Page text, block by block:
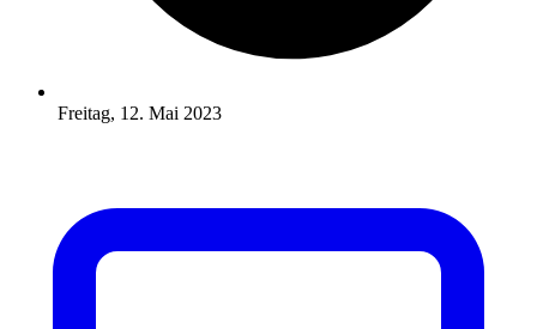
Freitag, 12. Mai 2023